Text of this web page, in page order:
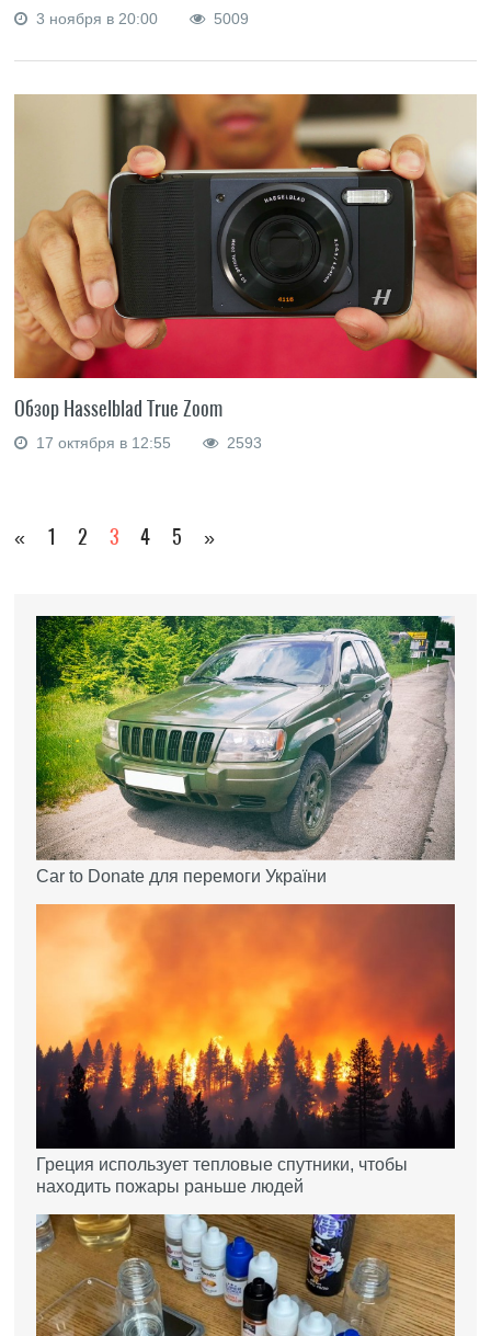
3 ноября в 20:00 5009
Обзор Hasselblad True Zoom
17 октября в 12:55 2593
« 1 2 3 4 5 »
Car to Donate для перемоги України
Греция использует тепловые спутники, чтобы
находить пожары раньше людей